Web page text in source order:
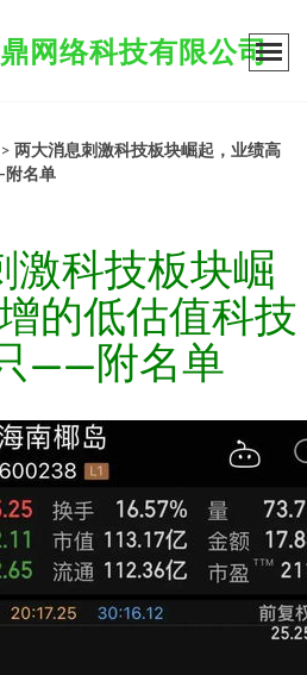
网络科技有限公司
> 两大消息刺激科技板块崛起，业绩高
名单
激科技板块崛
的低估值科技
——附名单